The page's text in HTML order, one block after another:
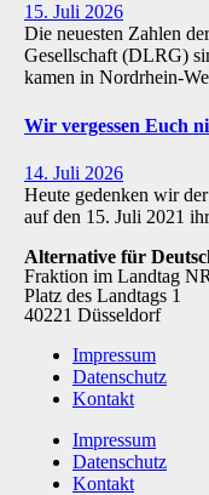
15. Juli 2026
Die neuesten Zahlen
Gesellschaft (DLRG)
kamen in Nordrhein-
Wir vergessen Euch
14. Juli 2026
Heute gedenken wir
auf den 15. Juli 2021
Alternative für
Fraktion im Landtag
Platz des Landtags 1
40221 Düsseldorf
Impressum
Datenschutz
Kontakt
Impressum
Datenschutz
Kontakt